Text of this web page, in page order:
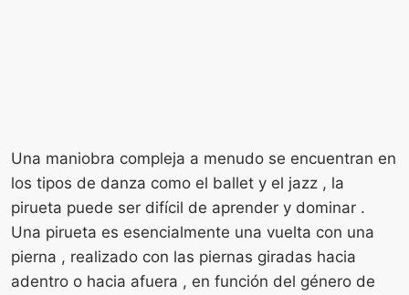
Una maniobra compleja a menudo se encuentran en
los tipos de danza como el ballet y el jazz , la
pirueta puede ser difícil de aprender y dominar .
Una pirueta es esencialmente una vuelta con una
pierna , realizado con las piernas giradas hacia
adentro o hacia afuera , en función del género de